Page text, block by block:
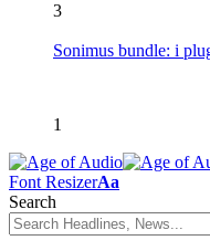
3
Sonimus bundle: i
1
Font ResizerAa
Search